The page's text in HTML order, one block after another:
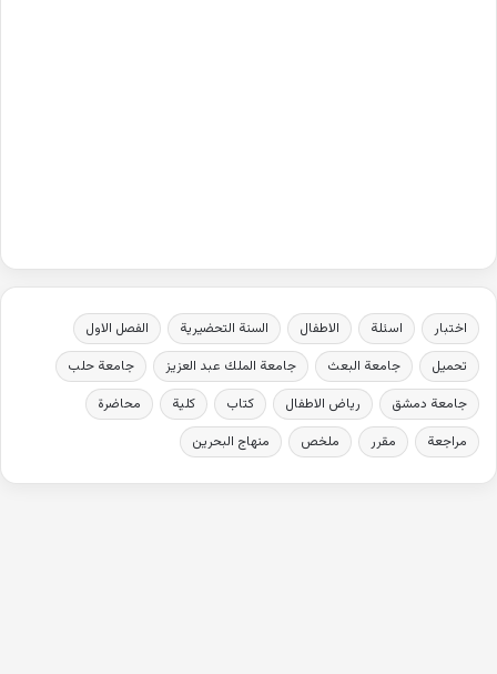
اختبار اسئلة الاطفال السنة التحضيرية
الفصل الاول
تحميل
جامعة البعث جامعة الملك عبد العزيز
جامعة حلب
جامعة دمشق
رياض الاطفال كتاب كلية
محاضرة
مراجعة
مقرر ملخص منهاج البحرين